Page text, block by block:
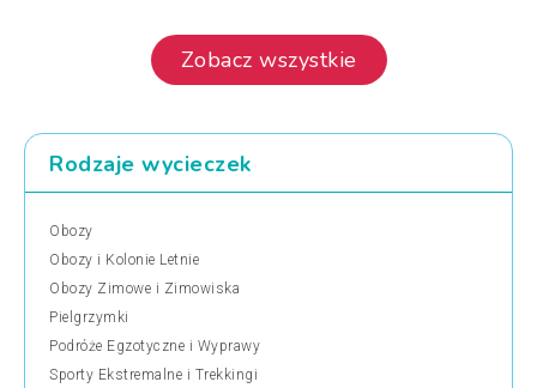
Zobacz wszystkie
Rodzaje wycieczek
Obozy
Obozy i Kolonie Letnie
Obozy Zimowe i Zimowiska
Pielgrzymki
Podróże Egzotyczne i Wyprawy
Sporty Ekstremalne i Trekkingi